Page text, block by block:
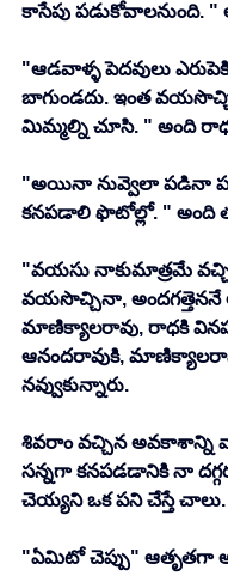
కాసేపు పడుకోవాలనుంది.
"ఆడవాళ్ళ పెదవులు
బాగుండదు. ఇంత
మిమ్మల్ని చూసి. " అంది
"అయినా నువ్వెలా పడినా
కనపడాలి ఫొటోల్లో. " అంది
"వయసు నాకుమాత్రమే
వయసొచ్చినా, అందగత్తెననే
మాణిక్యాలరావు, రాధకి
ఆనందరావుకి,
నవ్వుకున్నారు.
శివరాం వచ్చిన అవకాశాన్ని
సన్నగా కనపడడానికి నా
చెయ్యని ఒక పని చేస్తే
"ఏమిటో చెప్పు" ఆతృతగా